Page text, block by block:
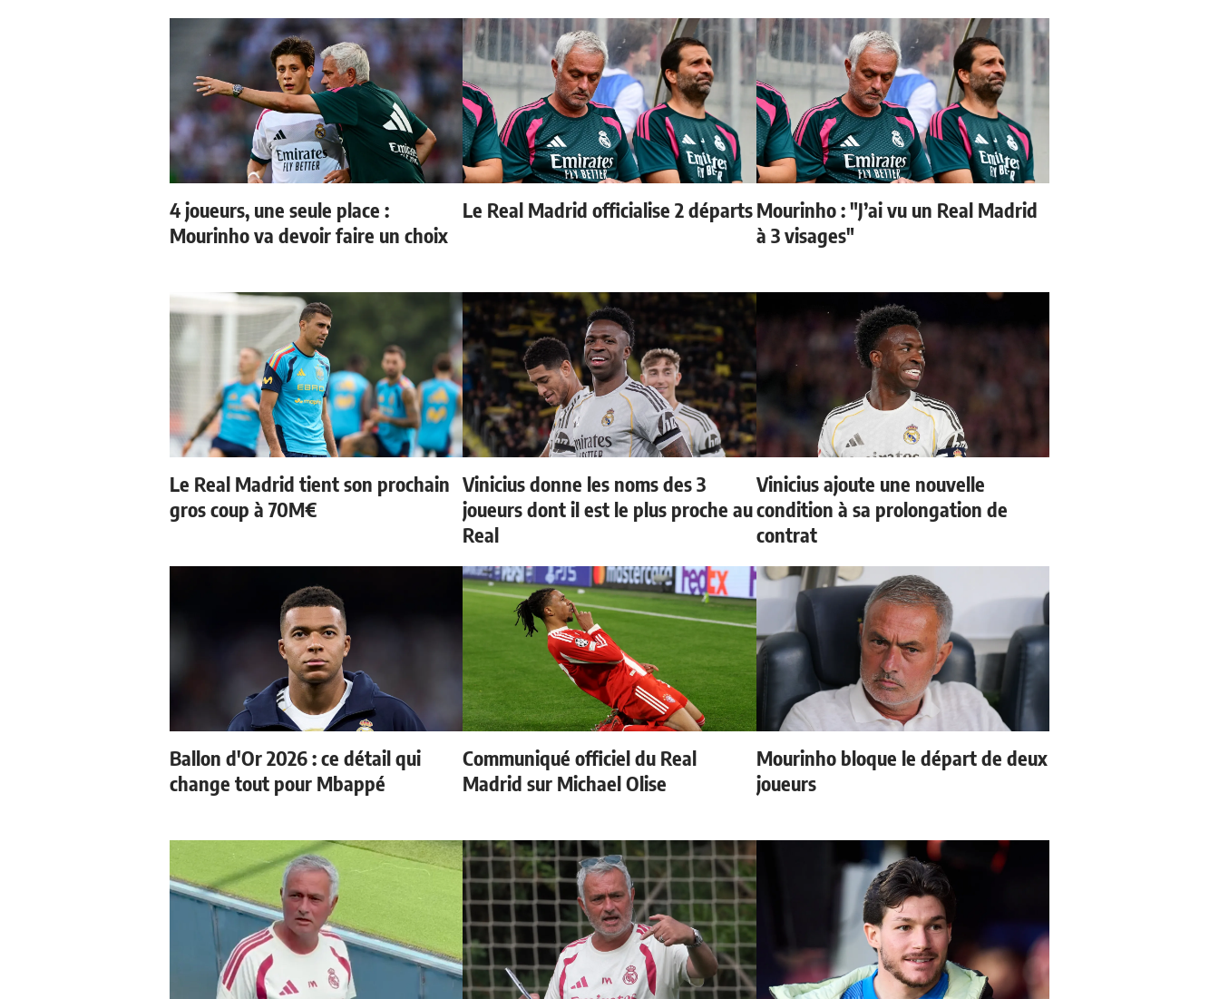
4 joueurs, une seule place :
Mourinho va devoir faire un choix
Le Real Madrid officialise 2 départsMourinho : "J’ai vu un Real Madrid
à 3 visages"
Le Real Madrid tient son prochain
gros coup à 70M€
Vinicius donne les noms des 3
joueurs dont il est le plus proche au
Real
Vinicius ajoute une nouvelle
condition à sa prolongation de
contrat
Ballon d'Or 2026 : ce détail qui
change tout pour Mbappé
Communiqué officiel du Real
Madrid sur Michael Olise
Mourinho bloque le départ de deux
joueurs